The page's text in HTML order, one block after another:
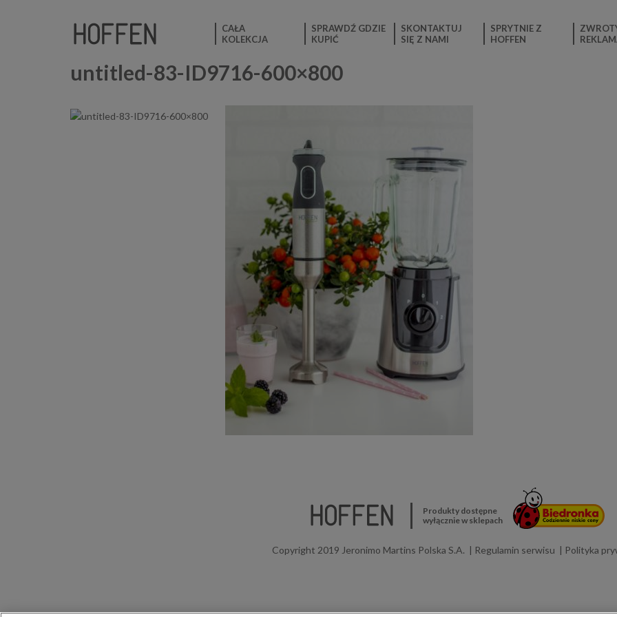
CAŁA
KOLEKCJA
SPRAWDŹ GDZIE
KUPIĆ
SKONTAKTUJ
SIĘ Z NAMI
SPRYTNIE Z
HOFFEN
untitled-83-ID9716-600×800
Produkty dostępne
wyłącznie w sklepach
Copyright 2019 Jeronimo Martins Polska S.A. Regulamin serwisu Polityka